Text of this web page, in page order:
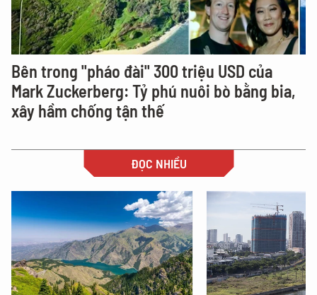
Bên trong "pháo đài" 300 triệu USD của
Mark Zuckerberg: Tỷ phú nuôi bò bằng bia,
xây hầm chống tận thế
ĐỌC NHIỀU